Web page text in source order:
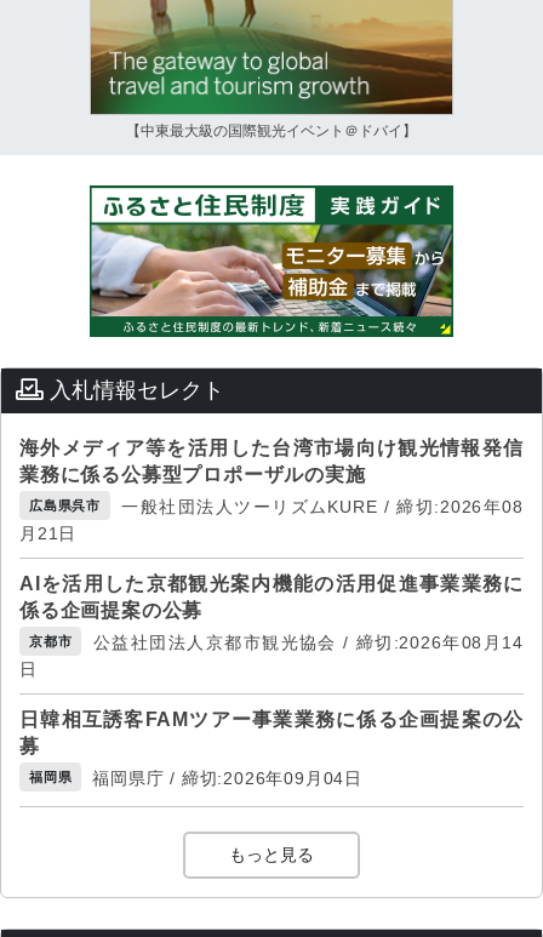
【中東最大級の国際観光イベント＠ドバイ】
入札情報セレクト
海外メディア等を活用した台湾市場向け観光情報発信
業務に係る公募型プロポーザルの実施
広島県呉市
一般社団法人ツーリズムKURE / 締切:2026年08
月21日
AIを活用した京都観光案内機能の活用促進事業業務に
係る企画提案の公募
京都市
公益社団法人京都市観光協会 / 締切:2026年08月14
日
日韓相互誘客FAMツアー事業業務に係る企画提案の公
募
福岡県 福岡県庁 / 締切:2026年09月04日
もっと見る